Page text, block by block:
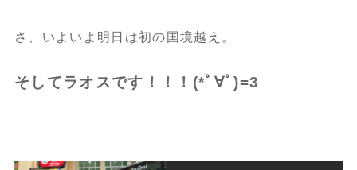
さ、いよいよ明日は初の国境越え。
そしてラオスです！！！(*ﾟ∀ﾟ)=3